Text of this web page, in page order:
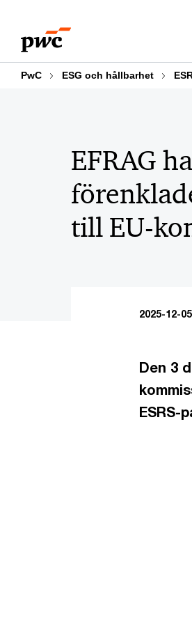
content
footer
PwC ESG och hållbarhet
EFRAG
till EU-
2025-12-05
Den 3
ESRS-